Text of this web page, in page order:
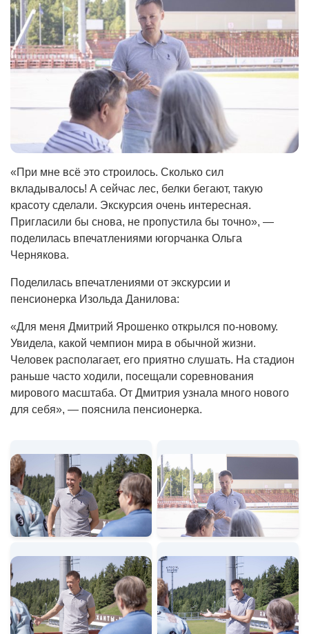
«При мне всё это строилось. Сколько сил
вкладывалось! А сейчас лес, белки бегают, такую
красоту сделали. Экскурсия очень интересная.
Пригласили бы снова, не пропустила бы точно», —
поделилась впечатлениями югорчанка Ольга
Чернякова.
Поделилась впечатлениями от экскурсии и
пенсионерка Изольда Данилова:
«Для меня Дмитрий Ярошенко открылся по-новому.
Увидела, какой чемпион мира в обычной жизни.
Человек располагает, его приятно слушать. На стадион
раньше часто ходили, посещали соревнования
мирового масштаба. От Дмитрия узнала много нового
для себя», — пояснила пенсионерка.